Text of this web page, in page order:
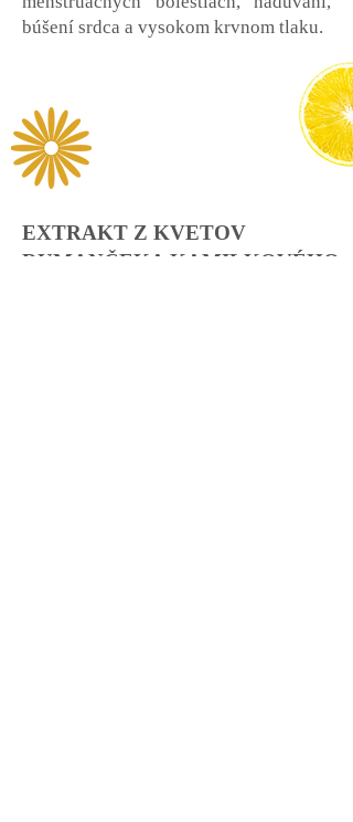
búšení srdca a vysokom krvnom tlaku.
EXTRAKT Z KVETOV
RUMANČEKA KAMILKOVÉHO